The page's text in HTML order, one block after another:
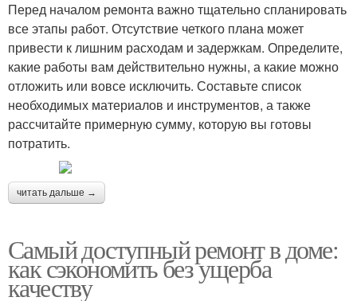
Перед началом ремонта важно тщательно спланировать
все этапы работ. Отсутствие четкого плана может
привести к лишним расходам и задержкам. Определите,
какие работы вам действительно нужны, а какие можно
отложить или вовсе исключить. Составьте список
необходимых материалов и инструментов, а также
рассчитайте примерную сумму, которую вы готовы
потратить.
читать дальше →
Самый доступный ремонт в доме:
как сэкономить без ущерба
качеству